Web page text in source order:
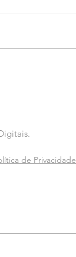
.
de Privacidade